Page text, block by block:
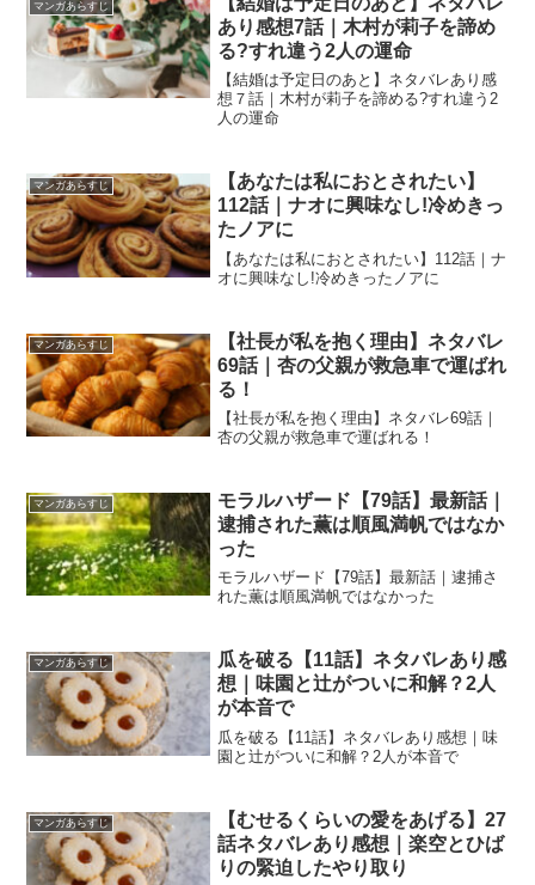
マンガあらすじ
あり感想7話｜木村が莉子を諦め
る?すれ違う2人の運命
【結婚は予定日のあと】ネタバレあり感
想７話｜木村が莉子を諦める?すれ違う2
人の運命
マンガあらすじ
【あなたは私におとされたい】
112話｜ナオに興味なし!冷めきっ
たノアに
【あなたは私におとされたい】112話｜ナ
オに興味なし!冷めきったノアに
マンガあらすじ
【社長が私を抱く理由】ネタバレ
69話｜杏の父親が救急車で運ばれ
る！
【社長が私を抱く理由】ネタバレ69話｜
杏の父親が救急車で運ばれる！
マンガあらすじ
モラルハザード【79話】最新話｜
逮捕された薫は順風満帆ではなか
った
モラルハザード【79話】最新話｜逮捕さ
れた薫は順風満帆ではなかった
マンガあらすじ
瓜を破る【11話】ネタバレあり感
想｜味園と辻がついに和解？2人
が本音で
瓜を破る【11話】ネタバレあり感想｜味
園と辻がついに和解？2人が本音で
マンガあらすじ
【むせるくらいの愛をあげる】27
話ネタバレあり感想｜楽空とひば
りの緊迫したやり取り